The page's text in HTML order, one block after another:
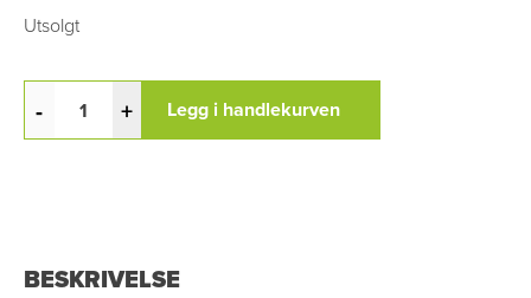
Utsolgt
- + Legg i handlekurven
BESKRIVELSE